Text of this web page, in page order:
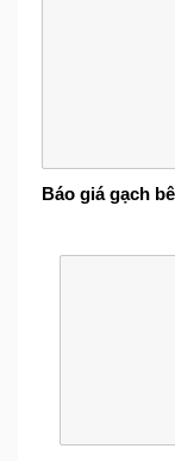
Báo giá gạch